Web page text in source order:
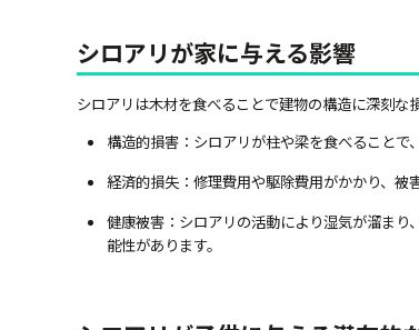
シロアリが家に与える影響
シロアリは木材を食べることで建物の構造に深刻な
構造的損害：シロアリが柱や梁を食べることで
経済的損失：修理費用や駆除費用がかかり、被
健康被害：シロアリの活動により湿気が溜ま
能性があります。